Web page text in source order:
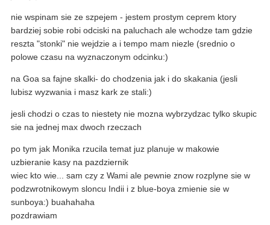
nie wspinam sie ze szpejem - jestem prostym ceprem ktory
bardziej sobie robi odciski na paluchach ale wchodze tam gdzie
reszta "stonki" nie wejdzie a i tempo mam niezle (srednio o
polowe czasu na wyznaczonym odcinku:)
na Goa sa fajne skalki- do chodzenia jak i do skakania (jesli
lubisz wyzwania i masz kark ze stali:)
jesli chodzi o czas to niestety nie mozna wybrzydzac tylko skupic
sie na jednej max dwoch rzeczach
po tym jak Monika rzucila temat juz planuje w makowie
uzbieranie kasy na pazdziernik
wiec kto wie... sam czy z Wami ale pewnie znow rozplyne sie w
podzwrotnikowym sloncu Indii i z blue-boya zmienie sie w
sunboya:) buahahaha
pozdrawiam